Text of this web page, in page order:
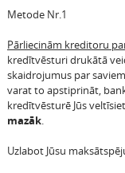
Metode Nr.1
Pārliecinām kreditoru
kredītvēsturi drukātā
skaidrojumus par
varat to apstiprināt,
kredītvēsturē Jūs
mazāk.
Uzlabot Jūsu